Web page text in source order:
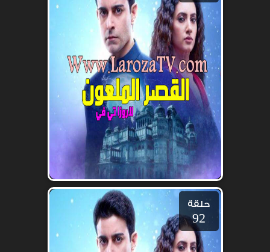
حلقة
92